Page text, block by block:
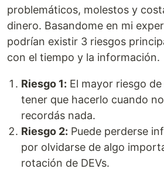
problemáticos, molestos y
dinero. Basandome en mi
podrían existir 3 riesgos
con el tiempo y la información.
Riesgo 1: El mayor riesgo
tener que hacerlo cuando
recordás nada.
Riesgo 2: Puede perderse
por olvidarse de algo
rotación de DEVs.